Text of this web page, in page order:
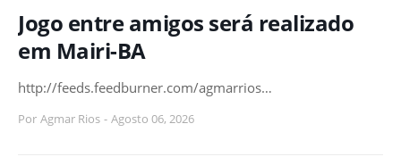
Jogo entre amigos será realizado
em Mairi-BA
http://feeds.feedburner.com/agmarrios…
Por Agmar Rios - Agosto 06, 2026